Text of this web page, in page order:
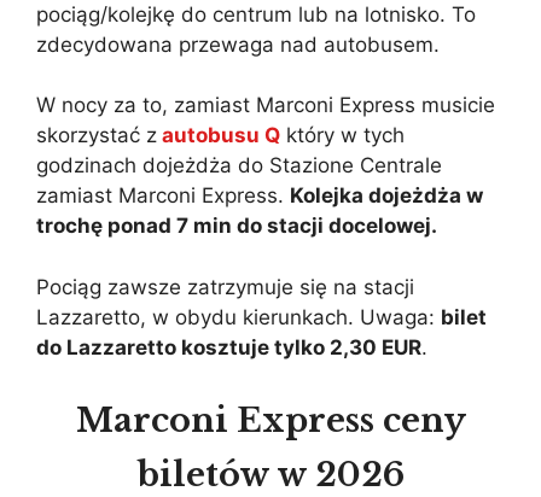
pociąg/kolejkę do centrum lub na lotnisko. To
zdecydowana przewaga nad autobusem.
W nocy za to, zamiast Marconi Express musicie
skorzystać z autobusu Q który w tych
godzinach dojeżdża do Stazione Centrale
zamiast Marconi Express. Kolejka dojeżdża w
trochę ponad 7 min do stacji docelowej.
Pociąg zawsze zatrzymuje się na stacji
Lazzaretto, w obydu kierunkach. Uwaga: bilet
do Lazzaretto kosztuje tylko 2,30 EUR.
Marconi Express ceny
biletów w 2026